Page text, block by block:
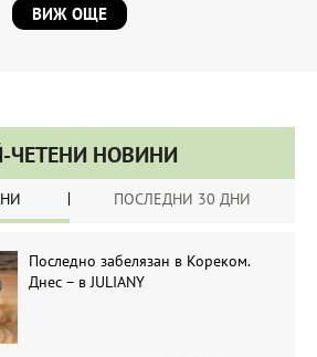
ВИЖ ОЩЕ
ЧЕТЕНИ НОВИНИ
ПОСЛЕДНИ 30 ДНИ
Последно забелязан в Кореком.
Днес – в JULIANY